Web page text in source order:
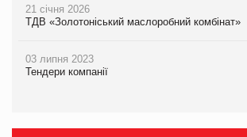
21 січня 2026
ТДВ «Золотоніський маслоробний комбінат»
03 липня 2023
Тендери компанії